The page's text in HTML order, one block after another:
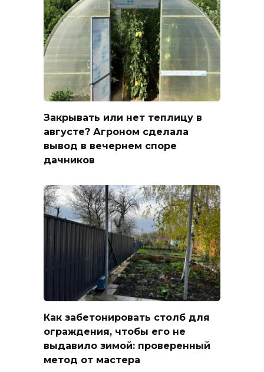
Закрывать или нет теплицу в
августе? Агроном сделала
вывод в вечернем споре
дачников
Как забетонировать столб для
ограждения, чтобы его не
выдавило зимой: проверенный
метод от мастера